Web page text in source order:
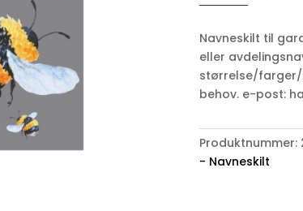
-
antall
Navneskilt til
eller
størrelse/farger/
behov. e-post:
Produktnummer:
- Navneskilt